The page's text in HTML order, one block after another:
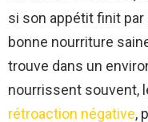
—
si son appétit finit par
bonne nourriture
trouve dans un
nourrissent souvent,
rétroaction négative,